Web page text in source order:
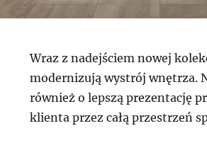
Wraz z nadejściem nowej
modernizują wystrój wnętrza.
również o lepszą prezentację
klienta przez całą przestrzeń